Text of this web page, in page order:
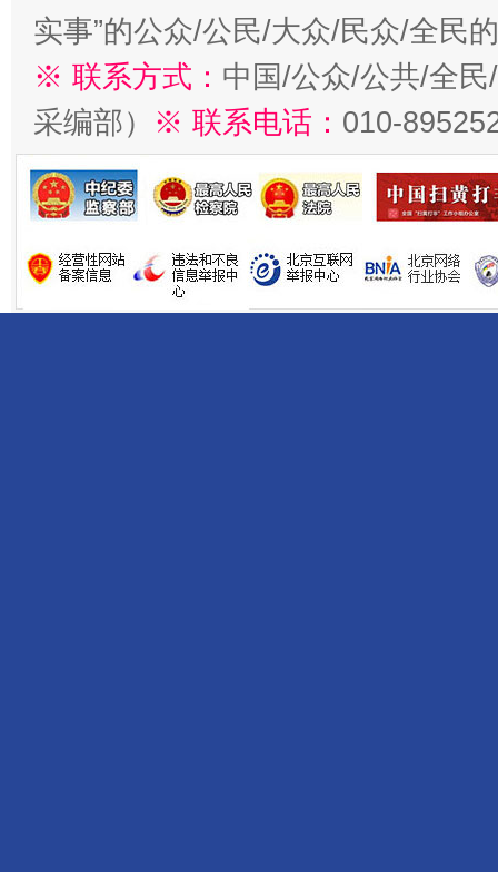
实事”的公众/公民/大众/民众/全民
※ 联系方式： 中国/公众/公共/全
采编部） ※ 联系电话： 010-